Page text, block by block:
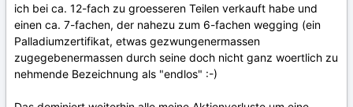
ich bei ca. 12-fach zu groesseren Teilen verkauft habe und
einen ca. 7-fachen, der nahezu zum 6-fachen wegging (ein
Palladiumzertifikat, etwas gezwungenermassen
zugegebenermassen durch seine doch nicht ganz woertlich zu
nehmende Bezeichnung als "endlos" :-)